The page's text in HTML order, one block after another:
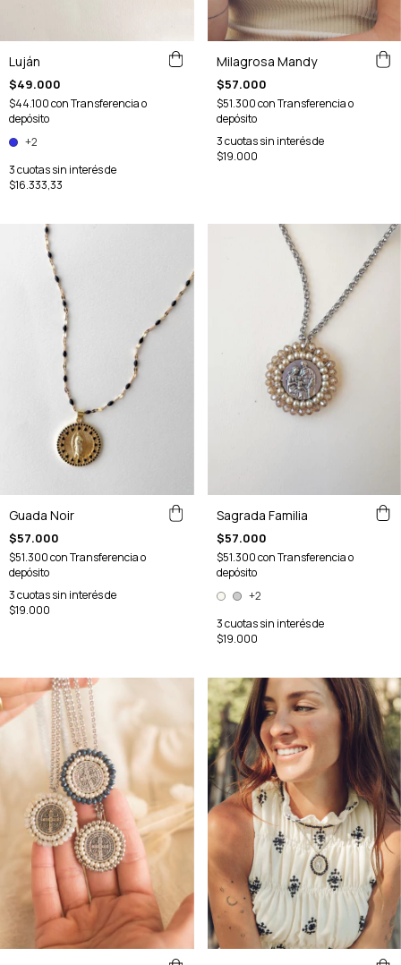
Luján
$49.000
$44.100conTransferencia o
depósito
+2
3cuotas sin interés de
$16.333,33
Milagrosa Mandy
$57.000
$51.300conTransferencia o
depósito
3cuotas sin interés de
$19.000
Guada Noir
$57.000
$51.300conTransferencia o
depósito
3cuotas sin interés de
$19.000
Sagrada Familia
$57.000
$51.300conTransferencia o
depósito
+2
3cuotas sin interés de
$19.000